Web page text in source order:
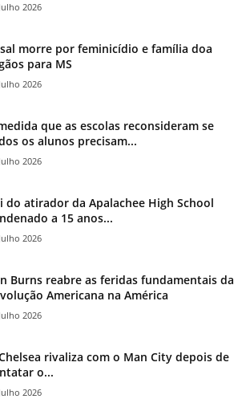
2026
morre por feminicídio e família doa
para MS
2026
que as escolas reconsideram se
os alunos precisam...
2026
do atirador da Apalachee High School
a 15 anos...
2026
Burns reabre as feridas fundamentais da
Americana na América
2026
rivaliza com o Man City depois de
o...
2026